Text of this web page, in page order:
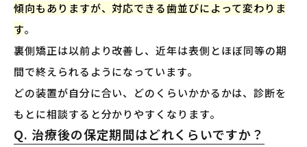
傾向もありますが、対応できる歯並びによって変わりま
す。
裏側矯正は以前より改善し、近年は表側とほぼ同等の期
間で終えられるようになっています。
どの装置が自分に合い、どのくらいかかるかは、診断を
もとに相談すると分かりやすくなります。
Q. 治療後の保定期間はどれくらいですか？